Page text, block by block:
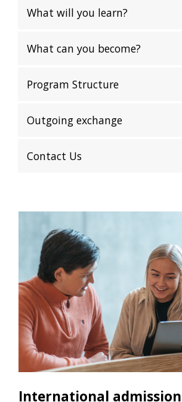
What will you learn?
What can you become?
Program Structure
Outgoing exchange
Contact Us
International